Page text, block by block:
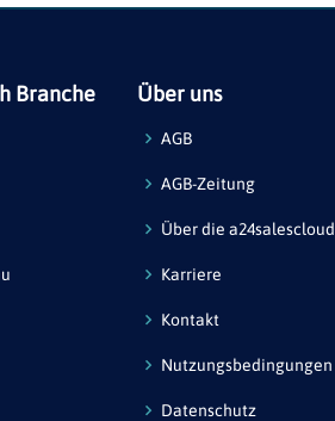
Branche Über uns
AGB
AGB-Zeitung
Über die a24salescloud
Karriere
Kontakt
Nutzungsbedingungen
Datenschutz